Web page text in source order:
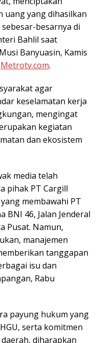
uang yang dihasilkan
besarnya di
Bahlil saat
Banyuasin, Kamis
Metrotv.com.
agar
keselamatan kerja
mengingat
kegiatan
dan ekosistem
media telah
pihak PT Cargill
membawahi PT
BNI 46, Jalan Jenderal
Pusat. Namun,
manajemen
tanggapan
isu dan
Rabu
payung hukum yang
serta komitmen
diharapkan